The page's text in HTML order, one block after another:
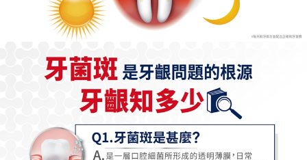
https://aftee.tw/terms/#terms3
３．未成年的使用者請事先徵得法定代理人或監護人之同意方可使用
「AFTEE先享後付」，若未經同意申辦者引起之損失，本公司不負相關責
４．使用「AFTEE先享後付」時，將依據個別帳號之用戶狀況，依本公司即
時審查核予不同之上限額度；若仍有額度不足之情形，本公司將視審查結果
請求用戶進行身份認證。
５．嚴禁一人註冊多個帳號或使用他人資訊註冊。若發現惡意使用之情形，
恩沛科技股份有限公司將有權停止該用戶之使用額度並採取法律行動。